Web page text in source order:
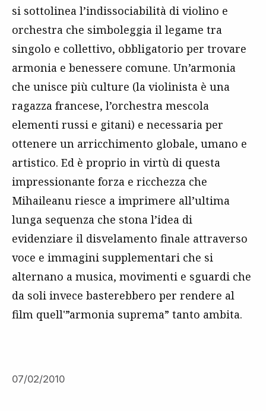
si sottolinea l’indissociabilità di violino e
orchestra che simboleggia il legame tra
singolo e collettivo, obbligatorio per trovare
armonia e benessere comune. Un’armonia
che unisce più culture (la violinista è una
ragazza francese, l’orchestra mescola
elementi russi e gitani) e necessaria per
ottenere un arricchimento globale, umano e
artistico. Ed è proprio in virtù di questa
impressionante forza e ricchezza che
Mihaileanu riesce a imprimere all’ultima
lunga sequenza che stona l’idea di
evidenziare il disvelamento finale attraverso
voce e immagini supplementari che si
alternano a musica, movimenti e sguardi che
da soli invece basterebbero per rendere al
film quell'”armonia suprema” tanto ambita.
07/02/2010